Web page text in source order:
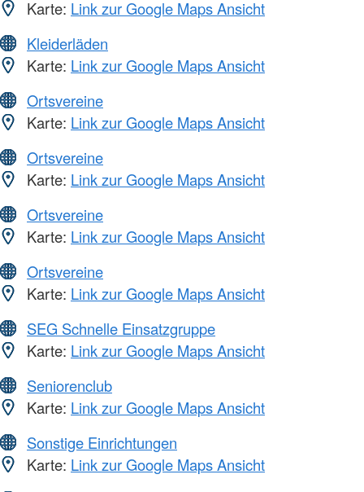
Karte: Link zur Google Maps Ansicht
Kleiderläden
Karte: Link zur Google Maps Ansicht
Ortsvereine
Karte: Link zur Google Maps Ansicht
Ortsvereine
Karte: Link zur Google Maps Ansicht
Ortsvereine
Karte: Link zur Google Maps Ansicht
Ortsvereine
Karte: Link zur Google Maps Ansicht
SEG Schnelle Einsatzgruppe
Karte: Link zur Google Maps Ansicht
Seniorenclub
Karte: Link zur Google Maps Ansicht
Sonstige Einrichtungen
Karte: Link zur Google Maps Ansicht